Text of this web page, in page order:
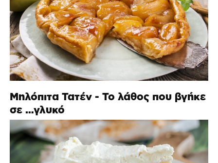
Μηλόπιτα Τατέν - Το λάθος που βγήκε
σε …γλυκό